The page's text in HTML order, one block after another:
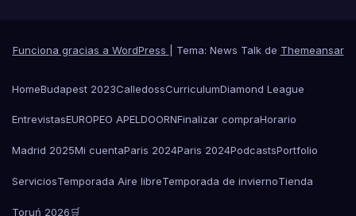
Funciona gracias a WordPress Tema: News Talk de Themeansar
HomeBudapest 2023CalledossCurriculumDiamond League
EntrevistasEUROPEO APELDOORNFinalizar compraHorario
Madrid 2025Mi cuentaParis 2024Paris 2024PodcastsPortfolio
ServiciosTemporada Aire libreTemporada de inviernoTienda
Toruń 2026🛒